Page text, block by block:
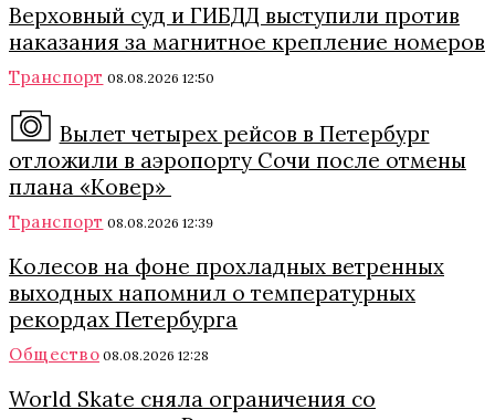
Верховный суд и ГИБДД выступили против
наказания за магнитное крепление номеров
Транспорт 08.08.2026 12:50
Вылет четырех рейсов в Петербург
отложили в аэропорту Сочи после отмены
плана «Ковер»
Транспорт 08.08.2026 12:39
Колесов на фоне прохладных ветренных
выходных напомнил о температурных
рекордах Петербурга
Общество 08.08.2026 12:28
World Skate сняла ограничения со